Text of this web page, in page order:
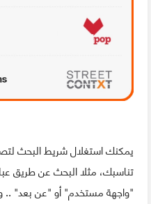
يمكنك استغلال شريط البحث
"واجهة مستخدم" أو "عن بعد" ..